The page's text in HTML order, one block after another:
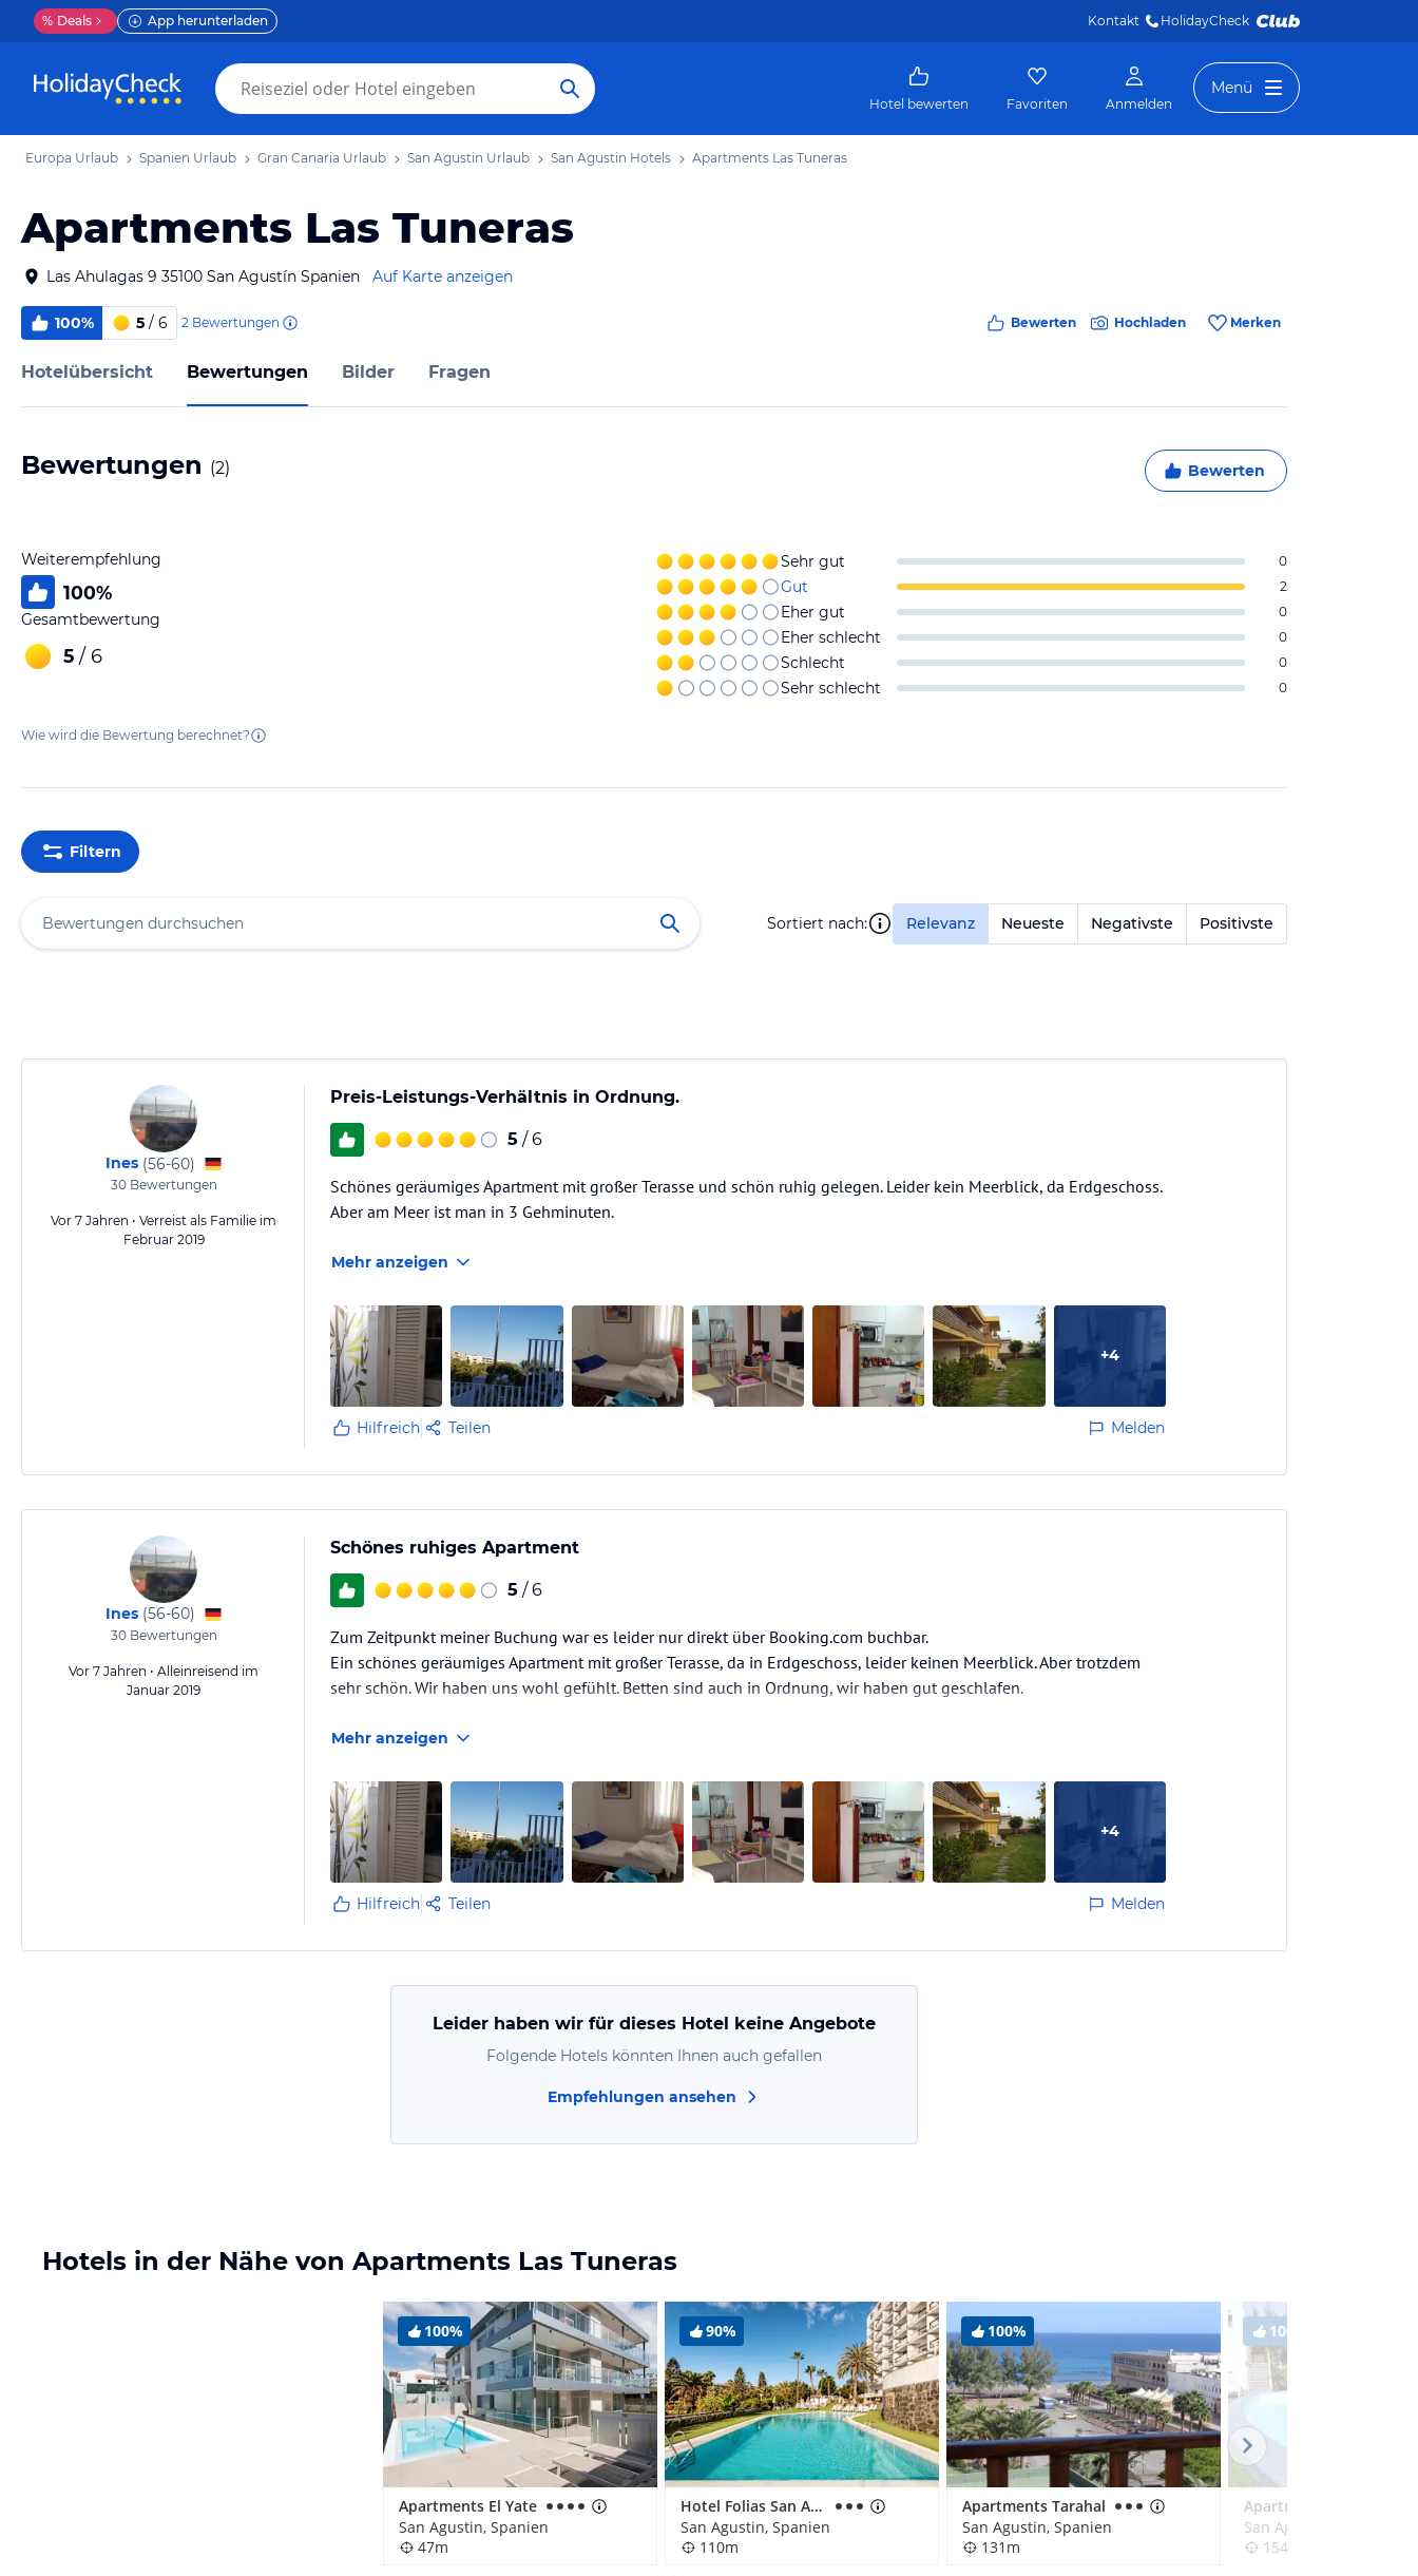
% Deals App herunterladen Kontakt HolidayCheck
Hotel bewerten Favoriten Anmelden
Menü
Europa Urlaub Spanien Urlaub Gran Canaria Urlaub San Agustin Urlaub San Agustin Hotels Apartments Las Tuneras
Apartments Las Tuneras
Las Ahulagas 9 35100 San Agustín Spanien Auf Karte anzeigen
100% 5 / 6 2 Bewertungen Bewerten Hochladen Merken
Hotelübersicht Bewertungen Bilder Fragen
Bewertungen (2) Bewerten
Weiterempfehlung
100%
Gesamtbewertung
5 / 6
Sehr gut 0
Gut 2
Eher gut 0
Eher schlecht 0
Schlecht 0
Sehr schlecht 0
Wie wird die Bewertung berechnet?
Filtern
Sortiert nach: Relevanz Neueste Negativste Positivste
Ines (56-60)
30Bewertungen
Vor 7 Jahren • Verreist als Familie im
Februar 2019
Preis-Leistungs-Verhältnis in Ordnung.
5 / 6
Schönes geräumiges Apartment mit großer Terasse und schön ruhig gelegen. Leider kein Meerblick, da Erdgeschoss.
Aber am Meer ist man in 3 Gehminuten.
Mehr anzeigen
+4
Hilfreich Teilen Melden
Ines (56-60)
30Bewertungen
Vor 7 Jahren • Alleinreisend im
Januar 2019
Schönes ruhiges Apartment
5 / 6
Zum Zeitpunkt meiner Buchung war es leider nur direkt über Booking.com buchbar.
Ein schönes geräumiges Apartment mit großer Terasse, da in Erdgeschoss, leider keinen Meerblick. Aber trotzdem
sehr schön. Wir haben uns wohl gefühlt. Betten sind auch in Ordnung, wir haben gut geschlafen.
Mehr anzeigen
+4
Hilfreich Teilen Melden
Leider haben wir für dieses Hotel keine Angebote
Folgende Hotels könnten Ihnen auch gefallen
Empfehlungen ansehen
Hotels in der Nähe von Apartments Las Tuneras
100%
Apartments El Yate
San Agustin, Spanien
47m
90%
Hotel Folias San Agustín
San Agustin, Spanien
110m
100%
Apartments Tarahal
San Agustin, Spanien
131m
100%
San Agustin, Spanien
154m